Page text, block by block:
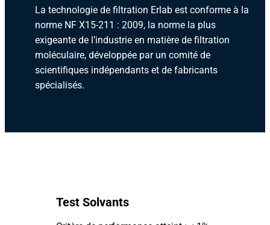
La technologie de filtration Erlab est conforme à la
norme NF X15-211 : 2009, la norme la plus
exigeante de l’industrie en matière de filtration
moléculaire, développée par un comité de
scientifiques indépendants et de fabricants
spécialisés.
Test Solvants